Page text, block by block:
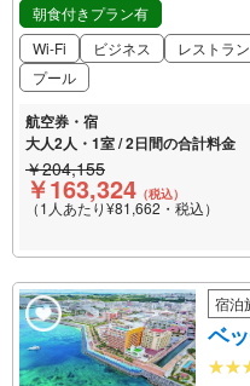
朝食付きプラン有
Wi-Fi
ビジネス レストラン
プール
航空券・宿
大人2人・1室 / 2日間の合計料金
￥204,155
￥163,324 （税込）
（1人あたり¥81,662・税込）
宿泊
ベ